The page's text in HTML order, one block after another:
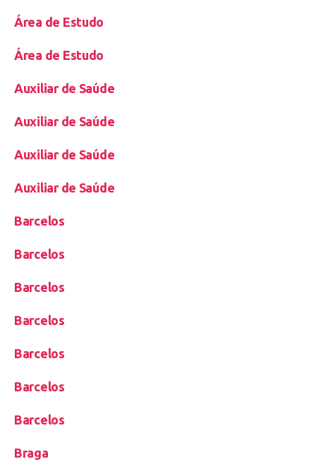
Área de Estudo
Área de Estudo
Auxiliar de Saúde
Auxiliar de Saúde
Auxiliar de Saúde
Auxiliar de Saúde
Barcelos
Barcelos
Barcelos
Barcelos
Barcelos
Barcelos
Barcelos
Braga